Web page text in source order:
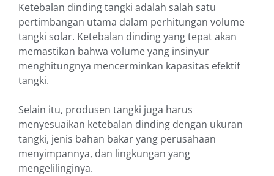
Ketebalan dinding tangki adalah salah satu
pertimbangan utama dalam perhitungan volume
tangki solar. Ketebalan dinding yang tepat akan
memastikan bahwa volume yang insinyur
menghitungnya mencerminkan kapasitas efektif
tangki.
Selain itu, produsen tangki juga harus
menyesuaikan ketebalan dinding dengan ukuran
tangki, jenis bahan bakar yang perusahaan
menyimpannya, dan lingkungan yang
mengelilinginya.